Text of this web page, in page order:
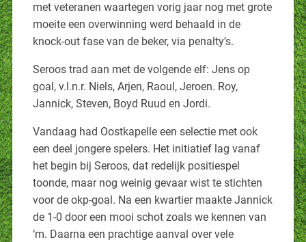
met veteranen waartegen vorig jaar nog met grote
moeite een overwinning werd behaald in de
knock-out fase van de beker, via penalty’s.
Seroos trad aan met de volgende elf: Jens op
goal, v.l.n.r. Niels, Arjen, Raoul, Jeroen. Roy,
Jannick, Steven, Boyd Ruud en Jordi.
Vandaag had Oostkapelle een selectie met ook
een deel jongere spelers. Het initiatief lag vanaf
het begin bij Seroos, dat redelijk positiespel
toonde, maar nog weinig gevaar wist te stichten
voor de okp-goal. Na een kwartier maakte Jannick
de 1-0 door een mooi schot zoals we kennen van
‘m. Daarna een prachtige aanval over vele